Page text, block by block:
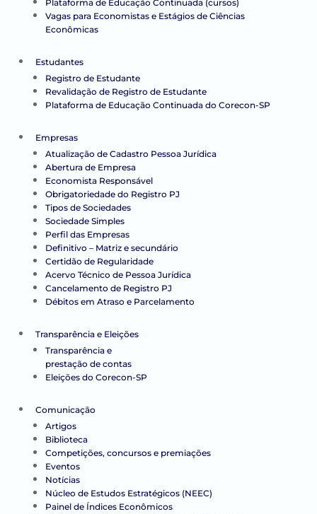
Plataforma de Educação Continuada (cursos)
Vagas para Economistas e Estágios de Ciências
Econômicas
Estudantes
Registro de Estudante
Revalidação de Registro de Estudante
Plataforma de Educação Continuada do Corecon-SP
Empresas
Atualização de Cadastro Pessoa Jurídica
Abertura de Empresa
Economista Responsável
Obrigatoriedade do Registro PJ
Tipos de Sociedades
Sociedade Simples
Perfil das Empresas
Definitivo – Matriz e secundário
Certidão de Regularidade
Acervo Técnico de Pessoa Jurídica
Cancelamento de Registro PJ
Débitos em Atraso e Parcelamento
Transparência e Eleições
Transparência e
prestação de contas
Eleições do Corecon-SP
Comunicação
Artigos
Biblioteca
Competições, concursos e premiações
Eventos
Notícias
Núcleo de Estudos Estratégicos (NEEC)
Painel de Índices Econômicos